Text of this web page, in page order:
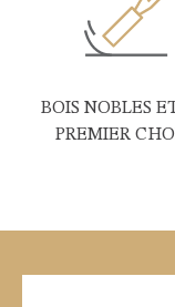
BOIS NOBLES
PREMIER